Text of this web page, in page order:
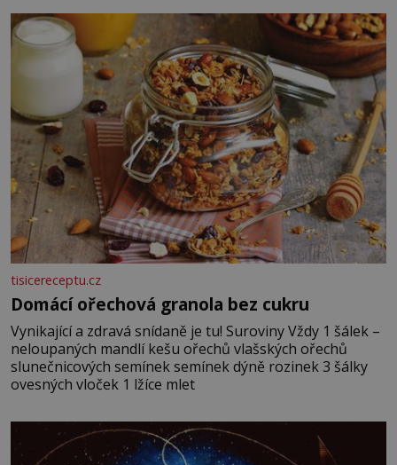
posypání Postup: Oddělte žloutky od bílků. Žloutky
vyšlehejte s cukrem do světlé pěny a postupně do nich
vmíchejte mascarpone, aby vznikl hladký
tisicereceptu.cz
Domácí ořechová granola bez cukru
Vynikající a zdravá snídaně je tu! Suroviny Vždy 1 šálek –
neloupaných mandlí kešu ořechů vlašských ořechů
slunečnicových semínek semínek dýně rozinek 3 šálky
ovesných vloček 1 lžíce mlet